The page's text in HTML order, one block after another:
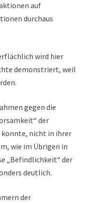
auf
durchaus
wird hier
demonstriert, weil
gegen die
der
nicht in ihrer
wie im Übrigen in
„Befindlichkeit“ der
deutlich.
der